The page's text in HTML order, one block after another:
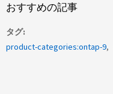
おすすめの記事
タグ
product-categories:ontap-9